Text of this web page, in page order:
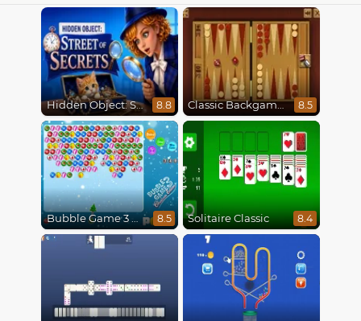
Hidden Object: Street Of Secrets 8.8 Classic Backgammon 8.5
Bubble Game 3 Christmas 8.5 Solitaire Classic 8.4